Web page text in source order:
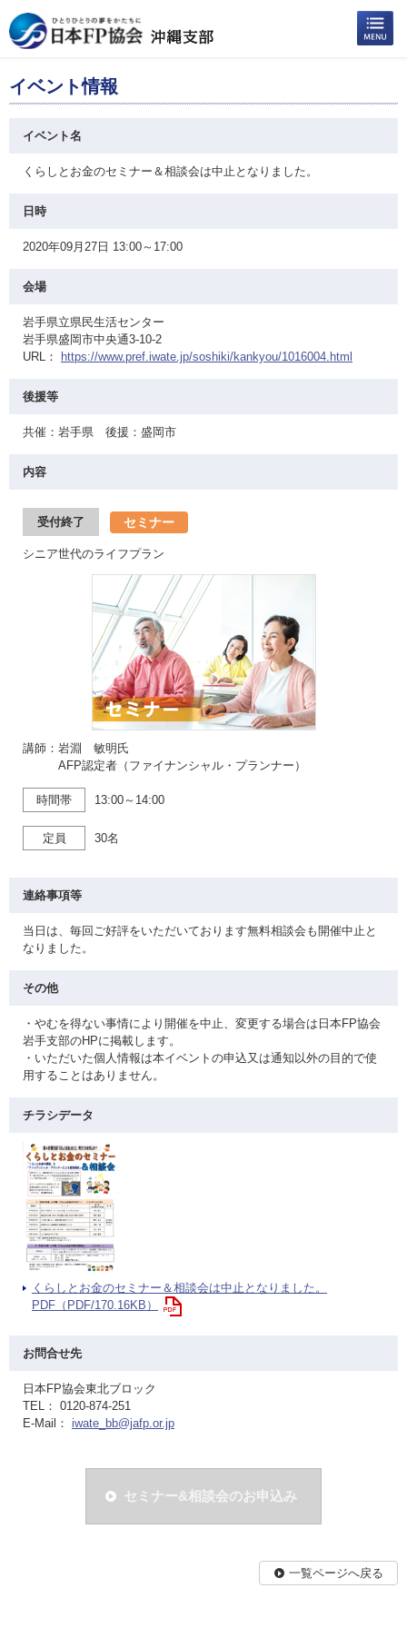
イベント情報
イベント名
くらしとお金のセミナー＆相談会は中止となりました。
日時
2020年09月27日 13:00～17:00
会場
岩手県立県民生活センター
岩手県盛岡市中央通3-10-2
URL：
https://www.pref.iwate.jp/soshiki/kankyou/1016004.html
後援等
共催：岩手県 後援：盛岡市
内容
受付終了 セミナー
シニア世代のライフプラン
講師：岩淵 敏明氏
AFP認定者（ファイナンシャル・プランナー）
時間帯 13:00～14:00
定員 30名
連絡事項等
当日は、毎回ご好評をいただいております無料相談会も開催中止と
なりました。
その他
・やむを得ない事情により開催を中止、変更する場合は日本FP協会
岩手支部のHPに掲載します。
・いただいた個人情報は本イベントの申込又は通知以外の目的で使
用することはありません。
チラシデータ
くらしとお金のセミナー＆相談会は中止となりました。
PDF（PDF/170.16KB）
お問合せ先
日本FP協会東北ブロック
TEL： 0120-874-251
E-Mail： iwate_bb@jafp.or.jp
セミナー&相談会のお申込み
一覧ページへ戻る